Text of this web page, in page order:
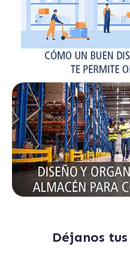
Déjanos